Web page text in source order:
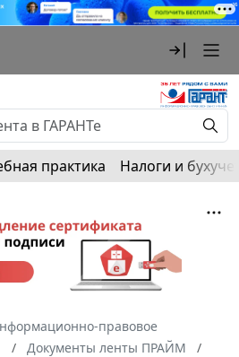
практика Налоги и
правовое
Документы ленты ПРАЙМ